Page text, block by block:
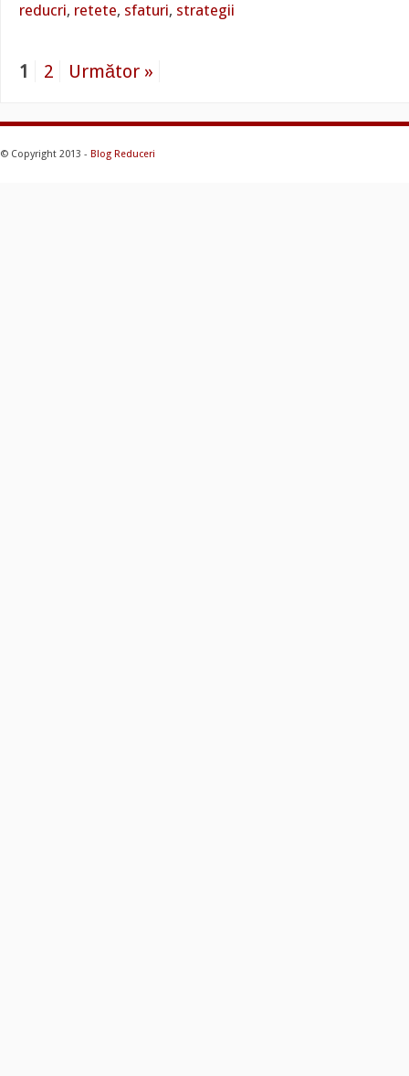
reducri, retete, sfaturi, strategii
1 2 Următor »
© Copyright 2013 - Blog Reduceri